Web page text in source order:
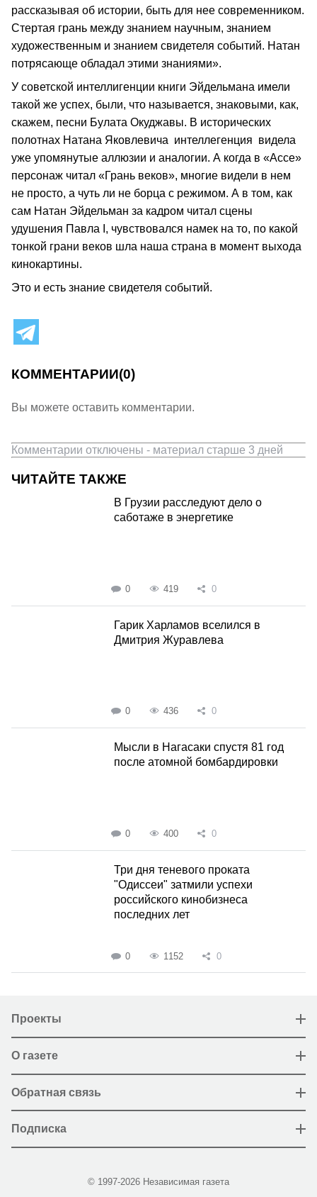
рассказывая об истории, быть для нее современником.
Стертая грань между знанием научным, знанием
художественным и знанием свидетеля событий. Натан
потрясающе обладал этими знаниями».
У советской интеллигенции книги Эйдельмана имели
такой же успех, были, что называется, знаковыми, как,
скажем, песни Булата Окуджавы. В исторических
полотнах Натана Яковлевича интеллегенция видела
уже упомянутые аллюзии и аналогии. А когда в «Ассе»
персонаж читал «Грань веков», многие видели в нем
не просто, а чуть ли не борца с режимом. А в том, как
сам Натан Эйдельман за кадром читал сцены
удушения Павла I, чувствовался намек на то, по какой
тонкой грани веков шла наша страна в момент выхода
кинокартины.
Это и есть знание свидетеля событий.
КОММЕНТАРИИ(0)
Вы можете оставить комментарии.
Комментарии отключены - материал старше 3 дней
ЧИТАЙТЕ ТАКЖЕ
В Грузии расследуют дело о
саботаже в энергетике
0 419 0
Гарик Харламов вселился в
Дмитрия Журавлева
0 436 0
Мысли в Нагасаки спустя 81 год
после атомной бомбардировки
0 400 0
Три дня теневого проката
"Одиссеи" затмили успехи
российского кинобизнеса
последних лет
0 1152 0
Проекты
О газете
Обратная связь
Подписка
© 1997-2026 Независимая газета